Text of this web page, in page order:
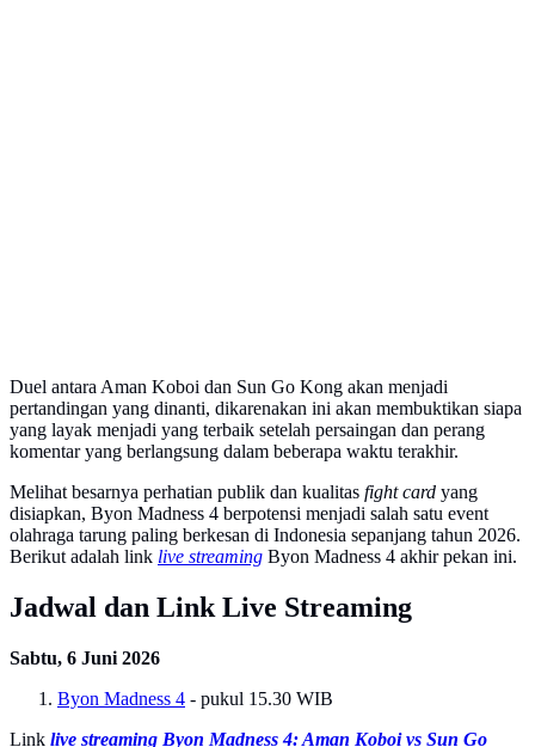
Duel antara Aman Koboi dan Sun Go Kong akan menjadi
pertandingan yang dinanti, dikarenakan ini akan membuktikan siapa
yang layak menjadi yang terbaik setelah persaingan dan perang
komentar yang berlangsung dalam beberapa waktu terakhir.
Melihat besarnya perhatian publik dan kualitas fight card yang
disiapkan, Byon Madness 4 berpotensi menjadi salah satu event
olahraga tarung paling berkesan di Indonesia sepanjang tahun 2026.
Berikut adalah link live streaming Byon Madness 4 akhir pekan ini.
Jadwal dan Link Live Streaming
Sabtu, 6 Juni 2026
Byon Madness 4 - pukul 15.30 WIB
Link live streaming Byon Madness 4: Aman Koboi vs Sun Go